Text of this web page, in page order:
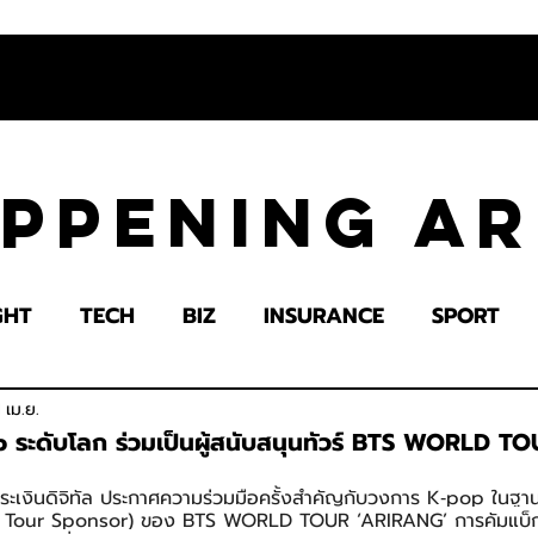
TECH BIZ INSURANCE SPORT
ะดับโลก ร่วมเป็นผู้สนับสนุนทัวร์ BTS WORLD
เม.ย.
ะเงินดิจิทัล ประกาศความร่วมมือครั้งสำคัญกับวงการ K‑pop ในฐ
Sponsor) ของ BTS WORLD TOUR ‘ARIRANG’ การคัมแ